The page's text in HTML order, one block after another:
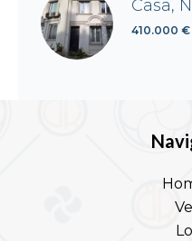
Casa,
410.000 €